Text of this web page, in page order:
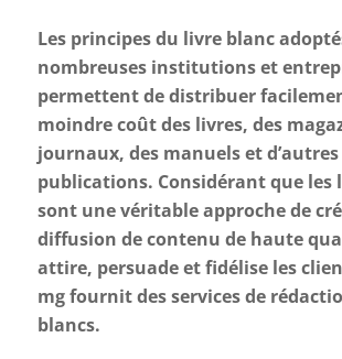
Les principes du livre blanc
nombreuses institutions et
permettent de distribuer
moindre coût des livres, des
journaux, des manuels et d’autres
publications. Considérant que les
sont une véritable approche de
diffusion de contenu de haute
attire, persuade et fidélise les
mg fournit des services de
blancs.